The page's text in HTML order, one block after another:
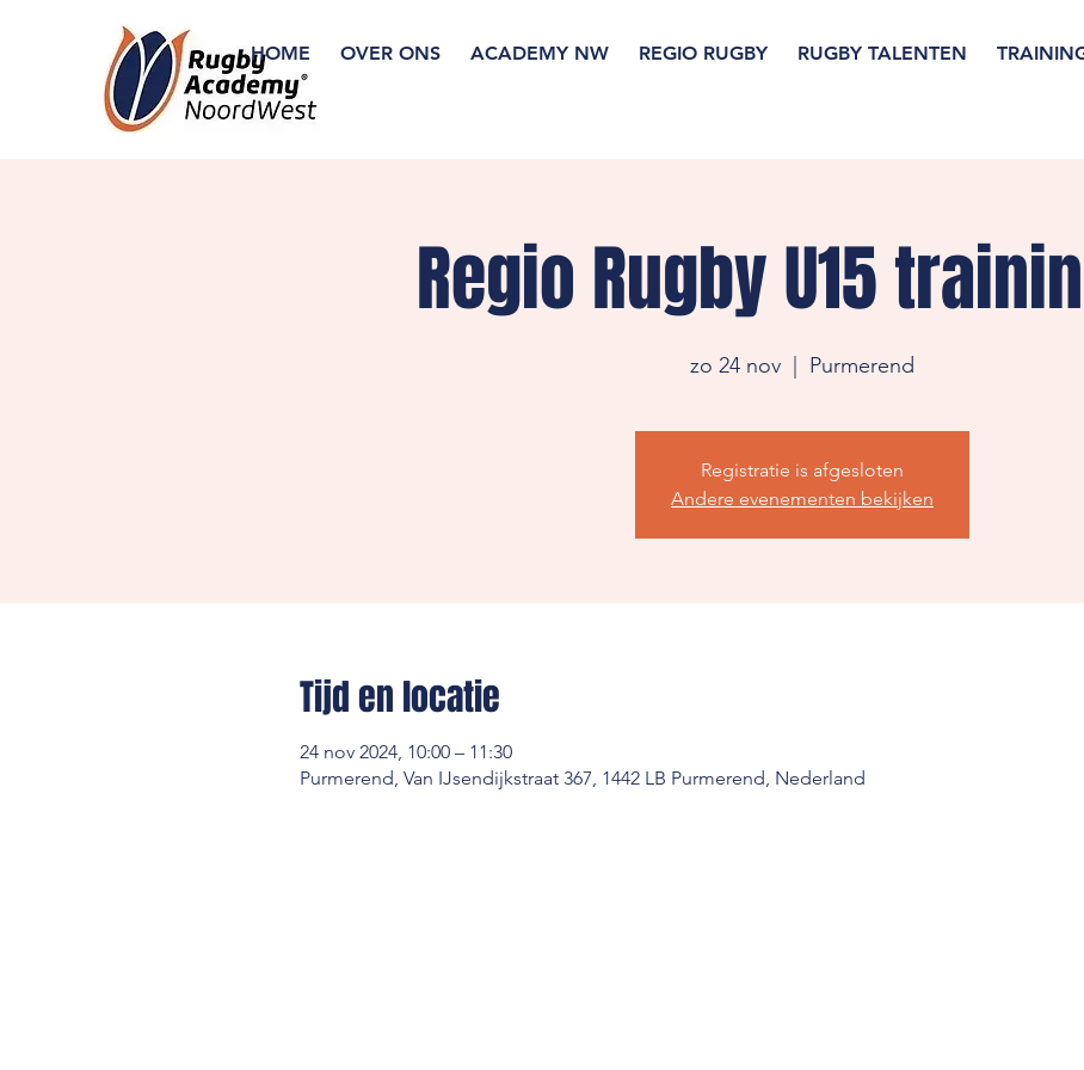
HOME OVER ONS ACADEMY NW REGIO RUGBY RUGBY TALENTEN
Regio Rugby U15
zo 24 nov Purmerend
Registratie is afgesloten
Andere evenementen bekijken
Tijd en locatie
24 nov 2024, 10:00 – 11:30
Purmerend, Van IJsendijkstraat 367, 1442 LB Purmerend, Nederland